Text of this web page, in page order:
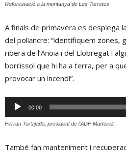
Reforestació a la muntanya de Les Torretes
A finals de primavera es desplega
del pollancre: “identifiquem zones,
ribera de l’Anoia i del Llobregat i
borrissol que hi ha a terra, per a
provocar un incendi”.
Reproductor
d'àudio
00:00
Ferran Tortajada, president de l'ADF Martorell
També fan manteniment i